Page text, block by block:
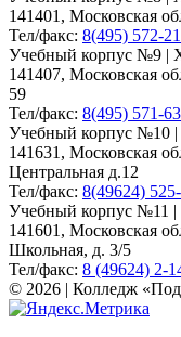
141401, Московская
Тел/факс: 8(495) 572-
Учебный корпус №9 |
141407, Московская
59
Тел/факс: 8(495) 571-
Учебный корпус №10 |
141631, Московская
Центральная д.12
Тел/факс: 8(49624)
Учебный корпус №11
141601, Московская
Школьная, д. 3/5
Тел/факс: 8 (49624) 2-
© 2026 | Колледж